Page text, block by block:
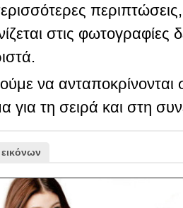
στις φωτογραφίες
να ανταποκρίνονται
για τη σειρά και στη